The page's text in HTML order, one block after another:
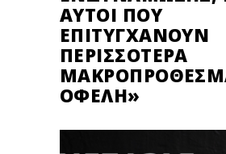
ΑΥΤΟΊ ΠΟΥ
ΕΠΙΤΥΓΧΆΝΟΥΝ
ΠΕΡΙΣΣΌΤΕΡΑ
ΟΦΈΛΗ»